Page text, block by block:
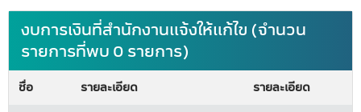
งบการเงินที่สำนักงานแจ้งให้แก้ไข (จำนวน
รายการที่พบ 0 รายการ)
ชื่อ รายละเอียด
รายละเอียด